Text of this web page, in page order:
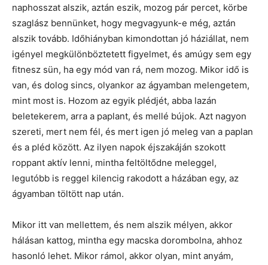
naphosszat alszik, aztán eszik, mozog pár percet, körbe
szaglász bennünket, hogy megvagyunk-e még, aztán
alszik tovább. Időhiányban kimondottan jó háziállat, nem
igényel megkülönböztetett figyelmet, és amúgy sem egy
fitnesz sün, ha egy mód van rá, nem mozog. Mikor idő is
van, és dolog sincs, olyankor az ágyamban melengetem,
mint most is. Hozom az egyik plédjét, abba lazán
beletekerem, arra a paplant, és mellé bújok. Azt nagyon
szereti, mert nem fél, és mert igen jó meleg van a paplan
és a pléd között. Az ilyen napok éjszakáján szokott
roppant aktív lenni, mintha feltöltődne meleggel,
legutóbb is reggel kilencig rakodott a házában egy, az
ágyamban töltött nap után.
Mikor itt van mellettem, és nem alszik mélyen, akkor
hálásan kattog, mintha egy macska dorombolna, ahhoz
hasonló lehet. Mikor rámol, akkor olyan, mint anyám,